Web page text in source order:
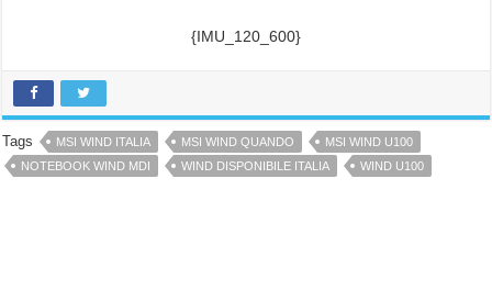
{IMU_120_600}
Tags MSI WIND ITALIA MSI WIND QUANDO
MSI WIND U100
NOTEBOOK WIND MDI
WIND DISPONIBILE ITALIA WIND U100